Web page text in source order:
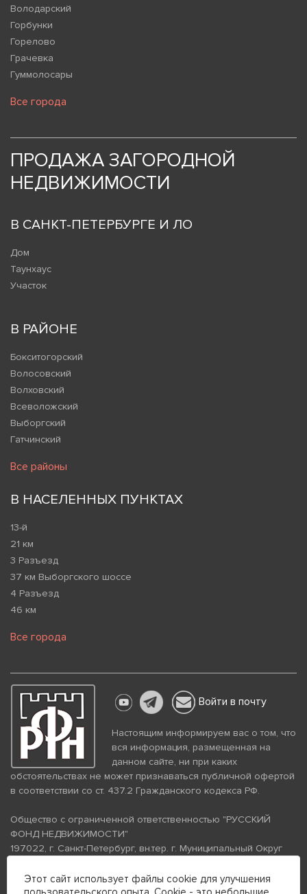
Володарский
Горбунки
Горелово
Грачевка
Гуммолосары
Все города
ПРОДАЖА ЗАГОРОДНОЙ
НЕДВИЖИМОСТИ
В САНКТ-ПЕТЕРБУРГЕ И ЛО
Дом
Таунхаус
Участок
В РАЙОНЕ
Бокситогорский
Волосовский
Волховский
Всеволожский
Выборгский
Гатчинский
Все районы
В НАСЕЛЕННЫХ ПУНКТАХ
13-й
21 км
3 Разъезд
37 км Выборгского шоссе
4 Разъезд
46 км
Все города
Войти в почту
Настоящим информируем вас о том, что
вся информация, размещенная на
данном сайте, ни при каких
обстоятельствах не может признаваться публичной офертой
в соответствии со ст. 437.2 Гражданского кодекса РФ.
Общество с ограниченной ответственностью "РУССКИЙ
ФОНД НЕДВИЖИМОСТИ"
197022, г. Санкт-Петербург, вн.тер. г. Муниципальный Округ
помещение 26Н, комната 103
Этот сайт использует файлы cookie для улучшения